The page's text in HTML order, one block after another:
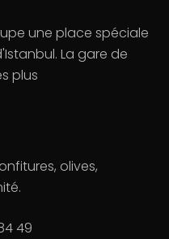
une place spéciale
La gare de
plus
olives,
49